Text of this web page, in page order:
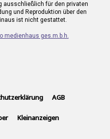
ausschließlich für den privaten
und Reproduktion über den
ist nicht gestattet.
medienhaus ges.m.b.h.
AGB
Kleinanzeigen